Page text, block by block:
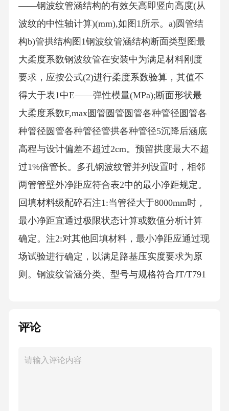
——钢波纹管涵结构的有效矢高即竖向高度(从
波纹的中性轴计算)(mm),如图1所示。a)圆管结
构b)管拱结构图1钢波纹管涵结构断面类型图最
大柔度系数钢波纹管在安装中为满足材料刚度
要求，应按公式(2)进行柔度系数验算，其值不
得大于表1中E——弹性模量(MPa);断面形状最
大柔度系数F,max圆管圆管圆管各种管径圆管各
种管径圆管各种管径管拱各种管径5沉降后涵底
高程与设计偏差不超过2cm。预留拱度最大不超
过1%倍管长。多孔钢波纹管并列设置时，相邻
两管管壁外净距应符合表2中的最小净距规定。
回填材料级配碎石注1:当管径大于8000mm时，
最小净距宜通过极限状态计算或数值分析计算
确定。注2:对其他回填材料，最小净距应通过现
场试验进行确定，以满足路基压实度要求为原
则。钢波纹管涵分类、型号与规格符合JT/T791
T710钢波纹管涵可参考附录C进行选型。4.3.3结
结构进行设计。表3钢波纹管涵极限状态结构受
评论